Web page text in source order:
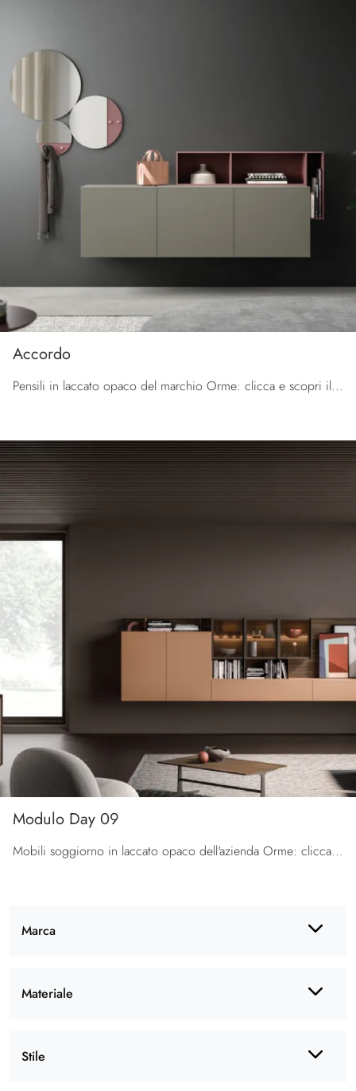
Marca
Materiale
Stile
Accordo
Pensili in laccato opaco del marchio Orme: clicca e scopri il modello Accordo tra le più belle soluzioni per il living.
Modulo Day 09
Mobili soggiorno in laccato opaco dell'azienda Orme: clicca e scopri il modello Modulo Day 09 tra le più esclusive soluzioni per il living.